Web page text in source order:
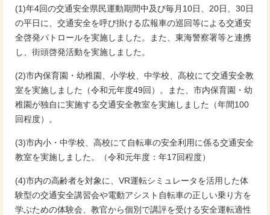
(1)年4回の交通安全県民運動期間中及び毎月10日、20日、30日
の平日に、交通安全を呼び掛ける広報車の巡回等による交通安
全啓発パトロールを実施しました。また、東海警察署等と連携
し、街頭啓発活動を実施しました。
(2)市内保育園・幼稚園、小学校、中学校、高校にて交通安全教
室を実施しました（令和元年度49回）。また、市内保育園・幼
稚園が独自に実施する交通安全教室を実施しました（年間100
回程度）。
(3)市内小・中学校、高校にて自転車の安全利用に係る交通安全
教室を実施しました。（令和元年度：年17回程度）
(4)市内の高齢者を対象に、VR運転シミュレータを活用した体
験型の交通安全講習会や電動アシスト自転車の正しい乗り方を
学ぶための体験会、教官から個別で講評を受ける安全運転適性